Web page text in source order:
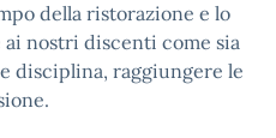
della ristorazione e lo
nostri discenti come sia
disciplina, raggiungere le